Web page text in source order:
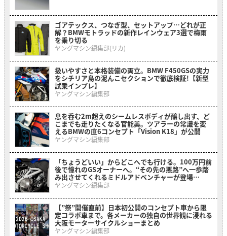
ゴアテックス、つなぎ型、セットアップ…どれが正
解？BMWモトラッドの新作レインウェア3選で梅雨
を乗り切る
ヤングマシン編集部(リカ)
扱いやすさと本格装備の両立。BMW F450GSの実力
をシチリア島の泥んこセクションで徹底検証!【新型
試乗インプレ】
ヤングマシン編集部
息を呑む2m超えのシームレスボディが醸し出す、ど
こまでも走りたくなる官能美。ツアラーの常識を変
えるBMWの直6コンセプト「Vision K18」が公開
ヤングマシン編集部
「ちょうどいい」からどこへでも行ける。100万円前
後で憧れのGSオーナーへ。“その先の悪路”へ一歩踏
み出させてくれるミドルアドベンチャーが登場
【BMW F 450 GS】
ヤングマシン編集部
【”祭”開催直前】日本初公開のコンセプト車から限
定コラボ車まで。各メーカーの独自の世界観に浸れる
大阪モーターサイクルショーまとめ
ヤングマシン編集部